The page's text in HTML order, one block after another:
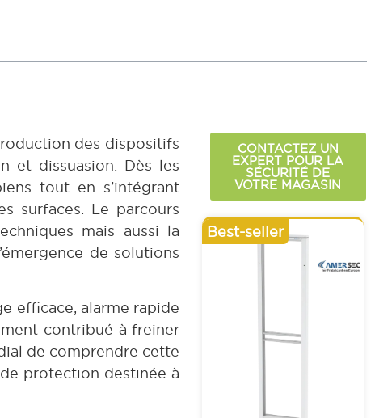
des dispositifs
et dissuasion. Dès les
tout en s’intégrant
surfaces. Le parcours
mais aussi la
de solutions
efficace, alarme rapide
contribué à freiner
de comprendre cette
protection destinée à
CONTACTEZ UN
EXPERT POUR LA
SÉCURITÉ DE
VOTRE MAGASIN